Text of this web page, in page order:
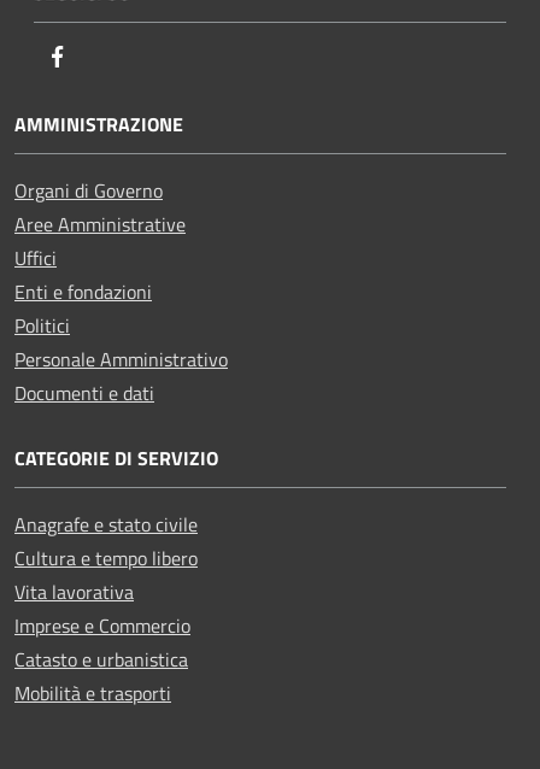
AMMINISTRAZIONE
Organi di Governo
Aree Amministrative
Uffici
Enti e fondazioni
Politici
Personale Amministrativo
Documenti e dati
CATEGORIE DI SERVIZIO
Anagrafe e stato civile
Cultura e tempo libero
Vita lavorativa
Imprese e Commercio
Catasto e urbanistica
Mobilità e trasporti